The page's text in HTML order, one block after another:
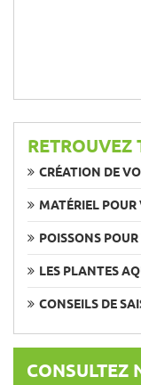
RETROUVEZ
CRÉATION DE
MATÉRIEL POUR
POISSONS
LES PLANTES
CONSEILS DE
CONSULTEZ